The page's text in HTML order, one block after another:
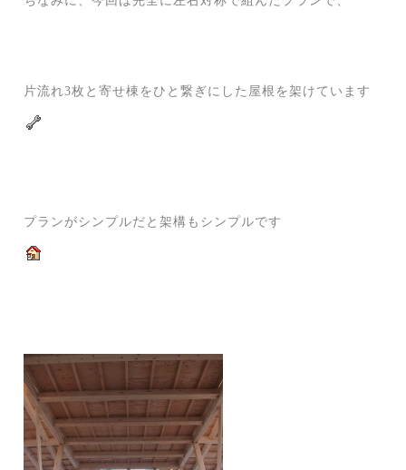
片流れ3枚と寄せ棟をひと繋ぎにした屋根を架けています
プランがシンプルだと架構もシンプルです